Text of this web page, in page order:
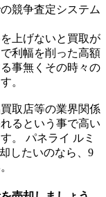
競争査定システム
上げないと買取が
利幅を削った高額
事無くその時々の
。
取店等の業界関係
るという事で高い
。 パネライ ルミ
したいのなら、9